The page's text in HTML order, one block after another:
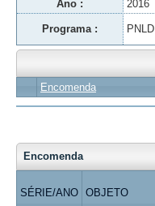
Ano : 2016
Programa : PNLD
Encomenda
Encomenda
SÉRIE/ANO OBJETO